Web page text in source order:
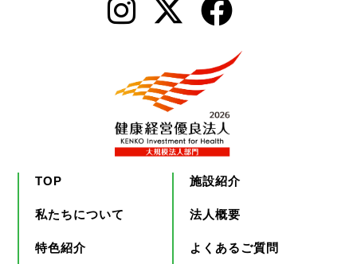
TOP
私たちについて
特色紹介
施設紹介
法人概要
よくあるご質問